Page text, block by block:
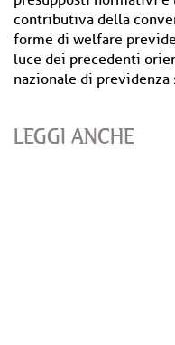
contributiva della
forme di welfare
luce dei precedenti
nazionale di previdenza
LEGGI ANCHE